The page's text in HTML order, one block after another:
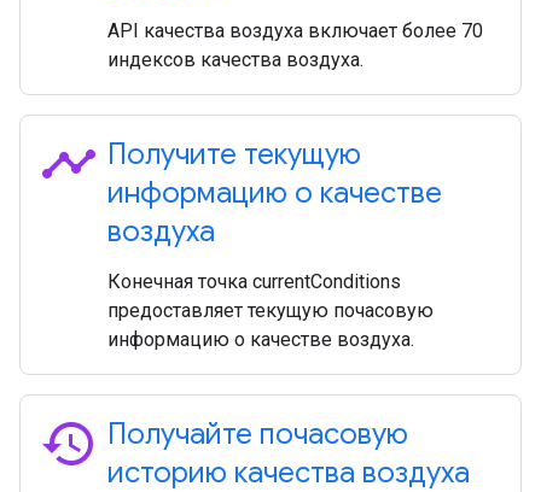
API качества воздуха включает более 70
индексов качества воздуха.
timeline Получите текущую
информацию о качестве
воздуха
Конечная точка currentConditions
предоставляет текущую почасовую
информацию о качестве воздуха.
history Получайте почасовую
историю качества воздуха